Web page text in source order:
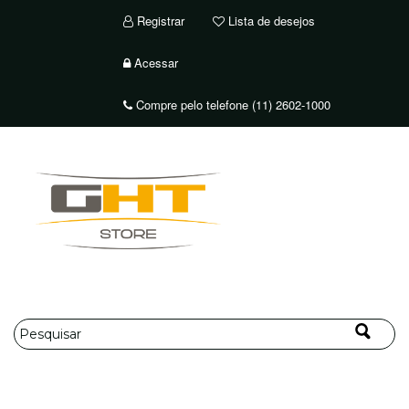
Registrar Lista de desejos
Acessar
Compre pelo telefone (11) 2602-1000